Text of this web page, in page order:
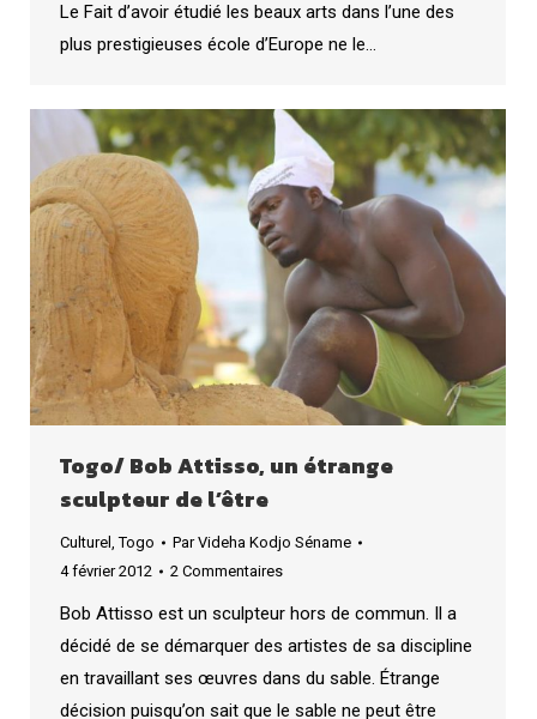
Le Fait d’avoir étudié les beaux arts dans l’une des
plus prestigieuses école d’Europe ne le…
Togo/ Bob Attisso, un étrange
sculpteur de l’être
Culturel ,Togo ParVideha Kodjo Séname
4 février 2012
2 Commentaires
Bob Attisso est un sculpteur hors de commun. Il a
décidé de se démarquer des artistes de sa discipline
en travaillant ses œuvres dans du sable. Étrange
décision puisqu’on sait que le sable ne peut être